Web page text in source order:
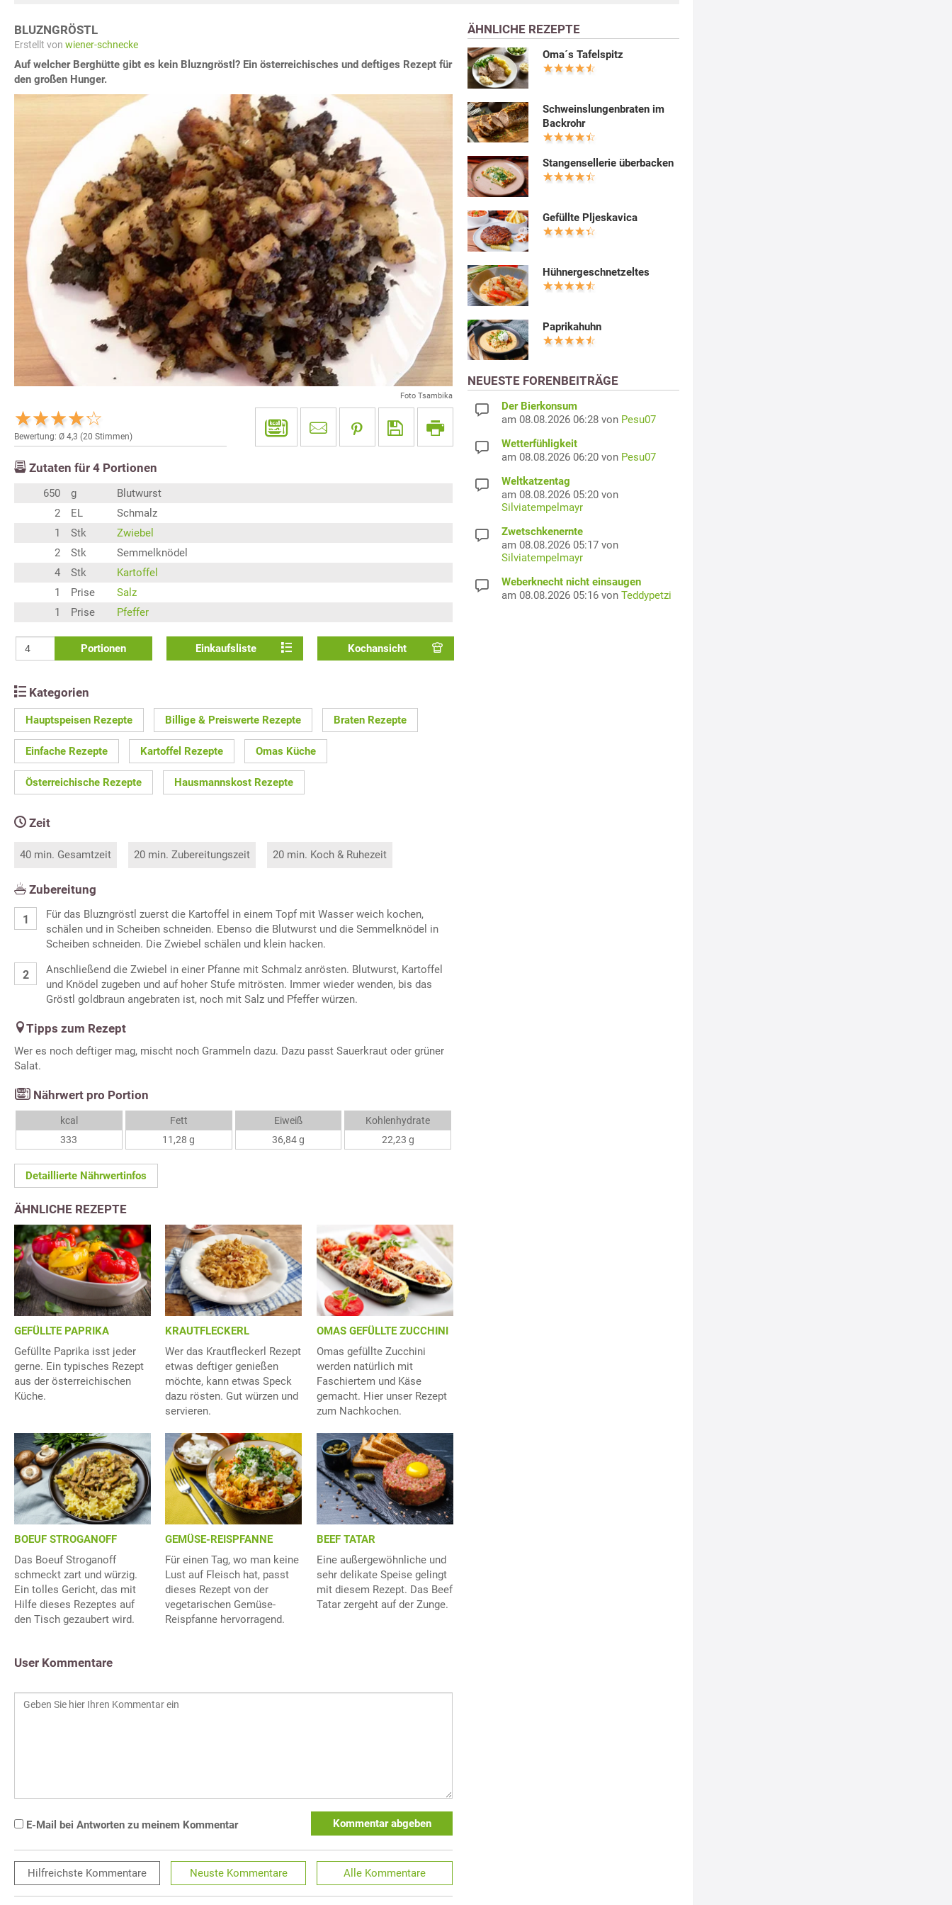
BLUZNGRÖSTL
Erstellt von wiener-schnecke
Auf welcher Berghütte gibt es kein Bluzngröstl? Ein österreichisches und deftiges Rezept für
den großen Hunger.
Foto Tsambika
Bewertung: Ø 4,3 (20 Stimmen)
Zutaten für 4 Portionen
650 g
Blutwurst
2
EL
Schmalz
1
Stk
Zwiebel
2
Stk
Semmelknödel
4
Stk
Kartoffel
1
Prise
Salz
1
Prise Pfeffer
Portionen Einkaufsliste Kochansicht
Kategorien
Hauptspeisen Rezepte Billige & Preiswerte Rezepte Braten Rezepte
Einfache Rezepte Kartoffel Rezepte Omas Küche
Österreichische Rezepte Hausmannskost Rezepte
Zeit
40 min. Gesamtzeit 20 min. Zubereitungszeit 20 min. Koch & Ruhezeit
Zubereitung
Für das Bluzngröstl zuerst die Kartoffel in einem Topf mit Wasser weich kochen,
schälen und in Scheiben schneiden. Ebenso die Blutwurst und die Semmelknödel in
Scheiben schneiden. Die Zwiebel schälen und klein hacken.
Anschließend die Zwiebel in einer Pfanne mit Schmalz anrösten. Blutwurst, Kartoffel
und Knödel zugeben und auf hoher Stufe mitrösten. Immer wieder wenden, bis das
Gröstl goldbraun angebraten ist, noch mit Salz und Pfeffer würzen.
Tipps zum Rezept
Wer es noch deftiger mag, mischt noch Grammeln dazu. Dazu passt Sauerkraut oder grüner
Salat.
Nährwert pro Portion
kcal
333
Fett
11,28 g
Eiweiß
36,84 g
Kohlenhydrate
22,23 g
Detaillierte Nährwertinfos
ÄHNLICHE REZEPTE
GEFÜLLTE PAPRIKA
Gefüllte Paprika isst jeder
gerne. Ein typisches Rezept
aus der österreichischen
Küche.
KRAUTFLECKERL
Wer das Krautfleckerl Rezept
etwas deftiger genießen
möchte, kann etwas Speck
dazu rösten. Gut würzen und
servieren.
OMAS GEFÜLLTE ZUCCHINI
Omas gefüllte Zucchini
werden natürlich mit
Faschiertem und Käse
gemacht. Hier unser Rezept
zum Nachkochen.
BOEUF STROGANOFF
Das Boeuf Stroganoff
schmeckt zart und würzig.
Ein tolles Gericht, das mit
Hilfe dieses Rezeptes auf
den Tisch gezaubert wird.
GEMÜSE-REISPFANNE
Für einen Tag, wo man keine
Lust auf Fleisch hat, passt
dieses Rezept von der
vegetarischen Gemüse-
Reispfanne hervorragend.
BEEF TATAR
Eine außergewöhnliche und
sehr delikate Speise gelingt
mit diesem Rezept. Das Beef
Tatar zergeht auf der Zunge.
User Kommentare
E-Mail bei Antworten zu meinem Kommentar Kommentar abgeben
Hilfreichste Kommentare Neuste Kommentare Alle Kommentare
ÄHNLICHE REZEPTE
Oma´s Tafelspitz
Schweinslungenbraten im
Backrohr
Stangensellerie überbacken
Gefüllte Pljeskavica
Hühnergeschnetzeltes
Paprikahuhn
NEUESTE FORENBEITRÄGE
Der Bierkonsum
am 08.08.2026 06:28 von Pesu07
Wetterfühligkeit
am 08.08.2026 06:20 von Pesu07
Weltkatzentag
am 08.08.2026 05:20 von
Silviatempelmayr
Zwetschkenernte
am 08.08.2026 05:17 von
Silviatempelmayr
Weberknecht nicht einsaugen
am 08.08.2026 05:16 von Teddypetzi